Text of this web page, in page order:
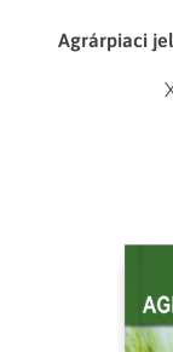
Agrárpiaci